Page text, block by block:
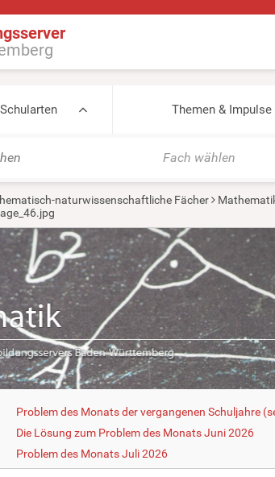
Themen & Impulse
Fach wählen
naturwissenschaftliche Fächer
Problem des Monats der vergangenen Schuljahre
Die Lösung zum Problem des Monats Juni 2026
Problem des Monats Juli 2026